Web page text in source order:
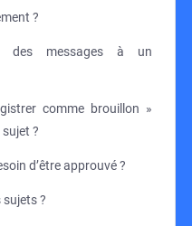
?
des messages à un
comme brouillon »
?
d’être approuvé ?
?